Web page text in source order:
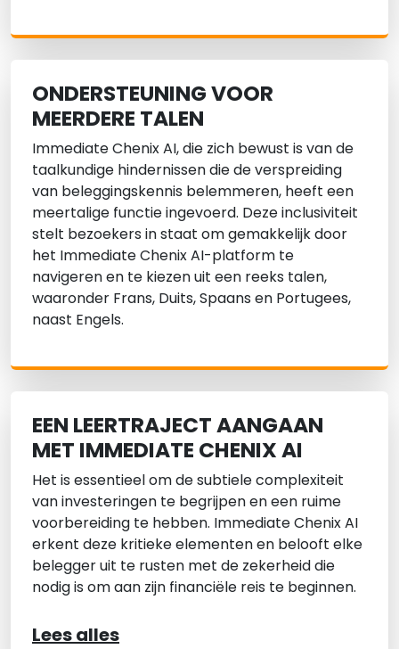
ONDERSTEUNING VOOR
MEERDERE TALEN
Immediate Chenix AI, die zich bewust is van de
taalkundige hindernissen die de verspreiding
van beleggingskennis belemmeren, heeft een
meertalige functie ingevoerd. Deze inclusiviteit
stelt bezoekers in staat om gemakkelijk door
het Immediate Chenix AI-platform te
navigeren en te kiezen uit een reeks talen,
waaronder Frans, Duits, Spaans en Portugees,
naast Engels.
EEN LEERTRAJECT AANGAAN
MET IMMEDIATE CHENIX AI
Het is essentieel om de subtiele complexiteit
van investeringen te begrijpen en een ruime
voorbereiding te hebben. Immediate Chenix AI
erkent deze kritieke elementen en belooft elke
belegger uit te rusten met de zekerheid die
nodig is om aan zijn financiële reis te beginnen.
Lees alles